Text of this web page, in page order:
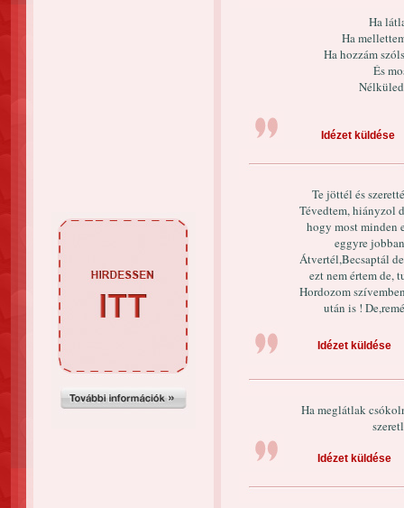
Ha
Ha
Ha hozzám
És
Idézet küldése
Te jöttél és
Tévedtem, hiányzol
hogy most minden
eggyre
Átvertél,Becsaptál
ezt nem értem de,
Hordozom
után is !
Idézet küldése
Ha meglátlak
Idézet küldése